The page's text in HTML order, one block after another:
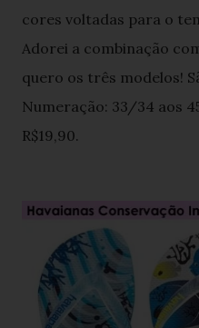
cores voltadas para o
Adorei a combinação
quero os três modelos!
Numeração: 33/34 aos
R$19,90.